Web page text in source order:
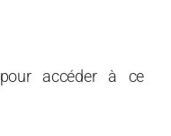
accéder à ce